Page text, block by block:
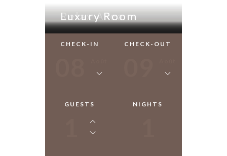
Relax Area
Luxury Room
Luxury Room
CHECK-IN CHECK-OUT
GUESTS NIGHTS